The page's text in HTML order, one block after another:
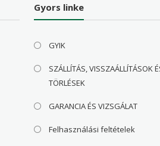
Gyors linke
GYIK
SZÁLLÍTÁS, VISSZAÁLLÍTÁSOK
TÖRLÉSEK
GARANCIA ÉS VIZSGÁLAT
Felhasználási feltételek